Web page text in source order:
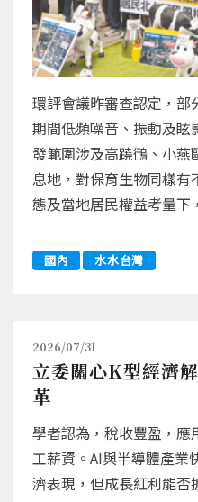
環評會議昨審查認定，部
期間低頻噪音、振動及眩
發範圍涉及高蹺鴴、小
息地，對保育生物同樣
態及當地居民權益考量下
國內 水水台灣
2026/07/31
立委關心K型經濟
革
學者認為，稅收豐盈，應
工薪資。AI與半導體產業
濟表現，但成長紅利能